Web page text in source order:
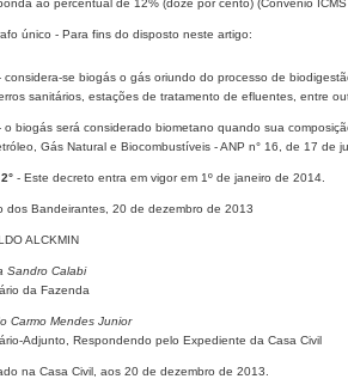
ao percentual de 12% (doze por cento) (Convênio
único - Para fins do disposto neste artigo:
considera-se biogás o gás oriundo do processo de
sanitários, estações de tratamento de efluentes, entre
o biogás será considerado biometano quando sua
Gás Natural e Biocombustíveis - ANP n° 16, de 17 de
- Este decreto entra em vigor em 1º de janeiro de 2014.
dos Bandeirantes, 20 de dezembro de 2013
ALCKMIN
Sandro Calabi
da Fazenda
Carmo Mendes Junior
Adjunto, Respondendo pelo Expediente da Casa Civil
na Casa Civil, aos 20 de dezembro de 2013.